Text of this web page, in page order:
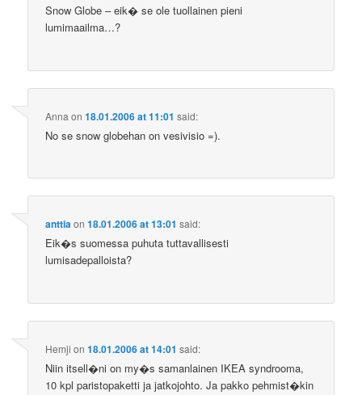
Snow Globe – eik� se ole tuollainen pieni
lumimaailma…?
Anna on18.01.2006 at 11:01 said:
No se snow globehan on vesivisio =).
anttiaon18.01.2006 at 13:01 said:
Eik�s suomessa puhuta tuttavallisesti
lumisadepalloista?
Hemji on18.01.2006 at 14:01 said:
Niin itsell�ni on my�s samanlainen IKEA syndrooma,
10 kpl paristopaketti ja jatkojohto. Ja pakko pehmist�kin